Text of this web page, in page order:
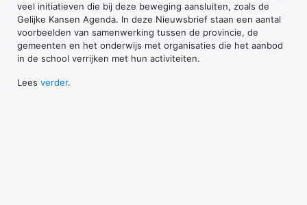
veel initiatieven die bij deze beweging aansluiten, zoals de
Gelijke Kansen Agenda. In deze Nieuwsbrief staan een aantal
voorbeelden van samenwerking tussen de provincie, de
gemeenten en het onderwijs met organisaties die het aanbod
in de school verrijken met hun activiteiten.
Lees verder.